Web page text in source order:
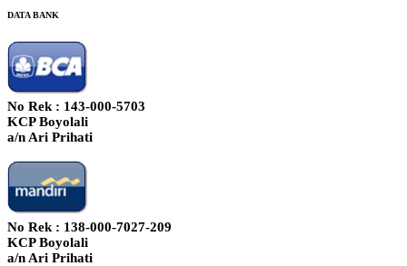
DATA BANK
No Rek : 143-000-5703
KCP Boyolali
a/n Ari Prihati
No Rek : 138-000-7027-209
KCP Boyolali
a/n Ari Prihati